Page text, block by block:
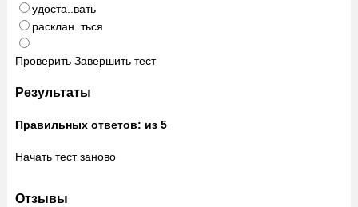
удоста..вать
расклан..ться
Проверить Завершить тест
Результаты
Правильных ответов: из 5
Начать тест заново
Отзывы